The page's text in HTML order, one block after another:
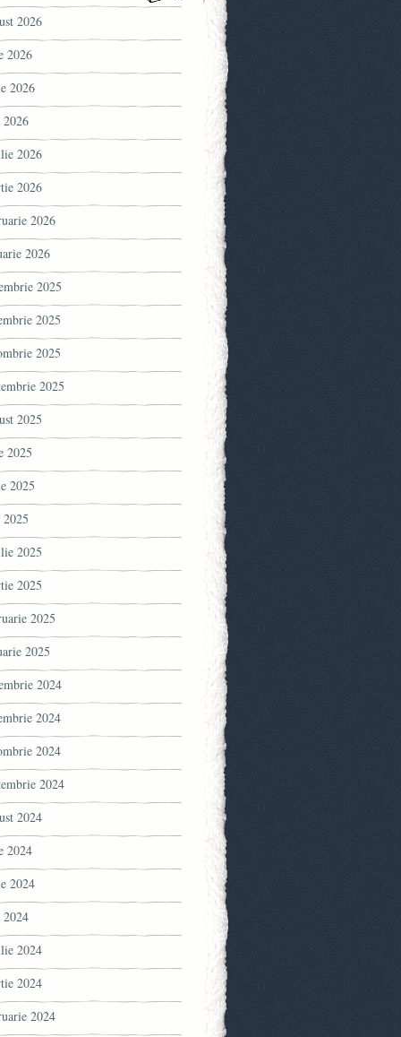
2026
2026
2026
2026
2026
2026
2026
2025
2025
2025
2025
2025
2025
2025
2025
2025
2025
2025
2024
2024
2024
2024
2024
2024
2024
2024
2024
2024